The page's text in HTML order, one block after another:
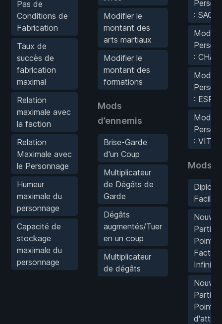
Pas de
Conditions de
Fabrication
Taux de
succès de
fabrication
maximal
Relation
maximale avec
la faction
Relation
Maximale avec
le Personnage
Humeur
maximale du
personnage
Capacité de
stockage
maximale du
personnage
Modifier le
montant des
arts martiaux
Modifier le
montant des
formations
Mods
d’ennemis
Brise-Garde
d'un Coup
Multiplicateur
de Dégâts de
Garde
Dégâts
augmentés/Tuer
en un coup
Multiplicateur
de dégâts
: SAG
: CHA
: ESP
: VIT
Mods
Facile
Partie :
Points
Faction
Infinis
Partie :
Points